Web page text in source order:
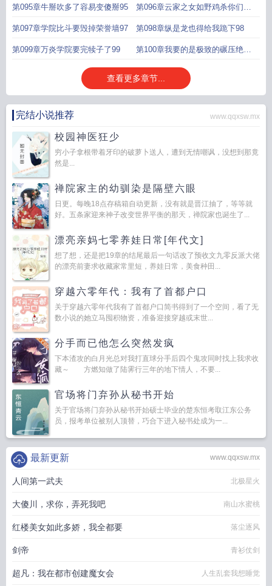
为止93 94
第095章牛掰吹多了容易变傻掰95 第096章云家之女如野鸡杀你们会
脏我叶炎的手96
第097章学院比斗要毁掉荣誉墙97 第098章纵是龙也得给我跪下98
第099章万炎学院要完犊子了99 第100章我要的是极致的碾压绝对
的横扫100
查看更多章节...
完结小说推荐 www.qqxsw.mx
校园神医狂少
穷小子拿根带着牙印的破萝卜送人，遭到无情嘲讽，没想到那竟
然是...
禅院家主的幼驯染是隔壁六眼
日更。每晚18点存稿箱自动更新，没有就是晋江抽了，等等就
好。五条家迎来神子改变世界平衡的那天，禅院家也诞生了...
漂亮亲妈七零养娃日常[年代文]
想了想，还是把19章的结尾最后一句话改了预收文九零反派大佬
的漂亮前妻求收藏家常里短，养娃日常，美食种田...
穿越六零年代：我有了首都户口
关于穿越六零年代我有了首都户口简书得到了一个空间，看了无
数小说的她立马囤积物资，准备迎接穿越或末世...
分手而已他怎么突然发疯
下本渣攻的白月光总对我打直球分手后四个鬼攻同时找上我求收
藏～ 方燃知做了陆霁行三年的地下情人，不要...
官场将门弃孙从秘书开始
关于官场将门弃孙从秘书开始硕士毕业的楚东恒考取江东公务
员，报考单位被别人顶替，巧合下进入秘书处成为一...
www.qqxsw.mx
最新更新
人间第一武夫 北极星火
大傻川，求你，弄死我吧 南山水蜜桃
红楼美女如此多娇，我全都要 落尘逐风
剑帝 青衫仗剑
超凡：我在都市创建魔女会 人生乱套我想睡觉